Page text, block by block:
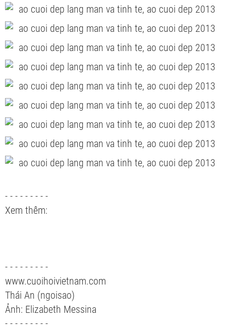
- - - - - - - - -
Xem thêm:
- - - - - - - - -
www.cuoihoivietnam.com
Thái An (ngoisao)
Ảnh: Elizabeth Messina
- - - - - - - - -